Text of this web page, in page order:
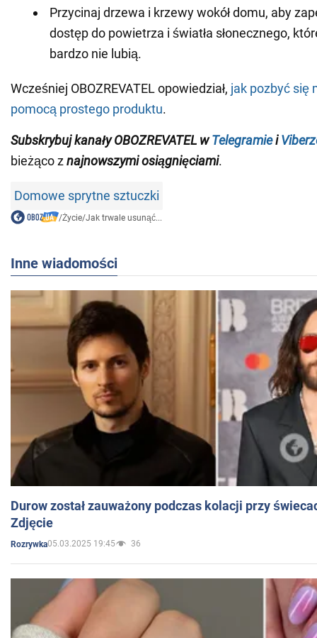
Przycinaj drzewa i krzewy wokół domu, aby
dostęp do powietrza i światła słonecznego,
bardzo nie lubią.
Wcześniej OBOZREVATEL opowiedział, jak pozbyć się
pomocą prostego produktu.
Subskrybuj kanały OBOZREVATEL w Telegramiei
bieżąco znajnowszymi osiągnięciami.
Domowe sprytne sztuczki
/Życie/Jak trwale usunąć...
Inne wiadomości
Durow został zauważony podczas kolacji przy
Zdjęcie
Rozrywka05.03.2025 19:45 36